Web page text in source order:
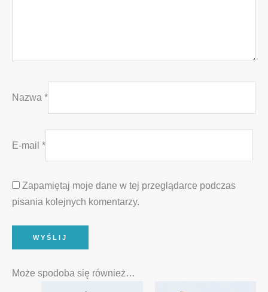
Nazwa *
E-mail *
Zapamiętaj moje dane w tej przeglądarce podczas
pisania kolejnych komentarzy.
Może spodoba się również…